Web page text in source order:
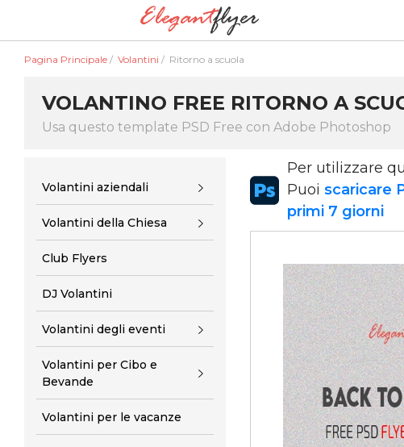
Pagina Principale / Volantini / Ritorno a scuola
VOLANTINO FREE RITORNO A
Usa questo template PSD Free con Adobe Photoshop
Volantini aziendali
Volantini della Chiesa
Club Flyers
DJ Volantini
Volantini degli eventi
Volantini per Cibo e
Bevande
Volantini per le vacanze
Per utilizzare
Puoi scaricare
primi 7 giorni